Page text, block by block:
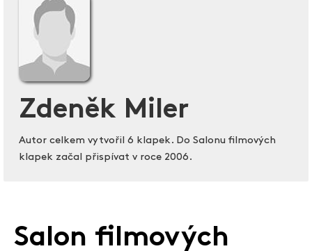
Zdeněk Miler
Autor celkem vytvořil 6 klapek. Do Salonu filmových
klapek začal přispívat v roce 2006.
Salon filmových